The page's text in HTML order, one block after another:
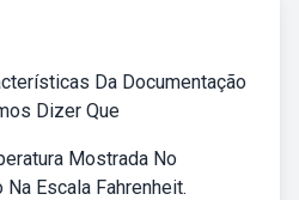
Da Documentação
Dizer Que
Mostrada No
Escala Fahrenheit.